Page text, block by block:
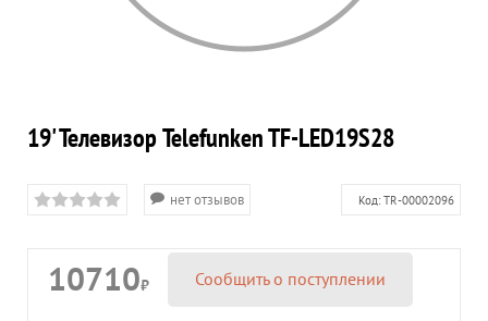
19' Телевизор Telefunken TF-LED19S28
нет отзывов Код: TR-00002096
10710₽ Сообщить о поступлении